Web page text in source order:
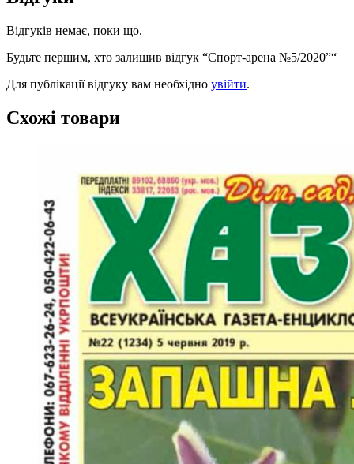
Відгуків немає, поки що.
Будьте першим, хто залишив відгук “Спорт-арена №5/2020”“
Для публікації відгуку вам необхідно увійти.
Схожі товари